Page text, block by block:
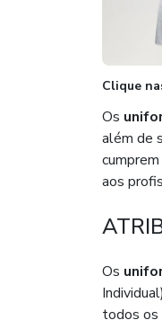
Clique
Os
além de
aos
Os
todos os